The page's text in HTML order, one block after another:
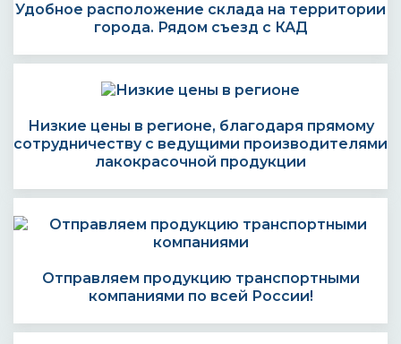
Удобное расположение склада на территории
города. Рядом съезд с КАД
Низкие цены в регионе, благодаря прямому
сотрудничеству с ведущими производителями
лакокрасочной продукции
Отправляем продукцию транспортными
компаниями по всей России!